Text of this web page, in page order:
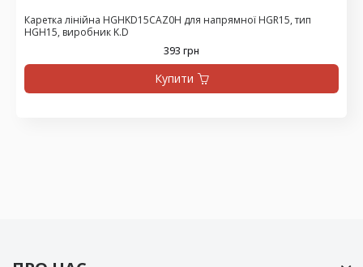
Каретка лінійна HGHKD15CAZ0H для напрямної HGR15, тип
HGH15, виробник K.D
393 грн
Купити